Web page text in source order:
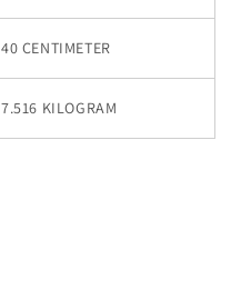
40 CENTIMETER
7.516 KILOGRAM